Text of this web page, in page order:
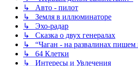
↳ Авто - пилот
↳ Земля в иллюминаторе
↳ Эхо-радар
↳ Сказка о двух генералах
↳ “Чаган - на развалинах пишем
↳ 64 Клетки
↳ Интересы и Увлечения